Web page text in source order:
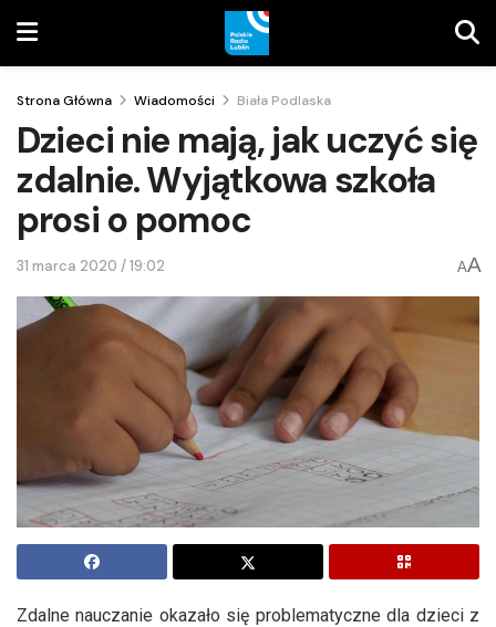
Strona Główna Wiadomości Biała Podlaska
Dzieci nie mają, jak uczyć się
zdalnie. Wyjątkowa szkoła
prosi o pomoc
31 marca 2020 / 19:02 AA
Zdalne nauczanie okazało się problematyczne dla dzieci z